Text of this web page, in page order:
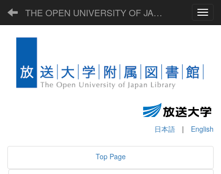
THE OPEN UNIVERSITY OF JAPAN LIBRARY
日本語 | English
Top Page